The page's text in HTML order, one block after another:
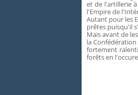
et de l'artillerie
l'Empire de
Autant pour les
prêtes puisqu'il
Mais avant de
la
fortement
forêts en